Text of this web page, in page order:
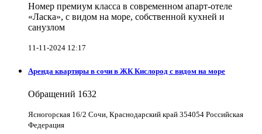
Номер премиум класса в современном апарт-отеле
«Ласка», с видом на море, собственной кухней и
санузлом
11-11-2024 12:17
Аренда квартиры в сочи в ЖК Кислород с видом на море
Обращений 1632
Ясногорская 16/2 Сочи, Краснодарский край 354054 Российская
Федерация